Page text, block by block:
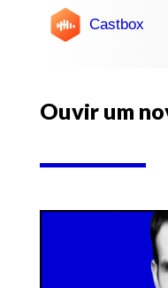
Castbox
Ouvir um